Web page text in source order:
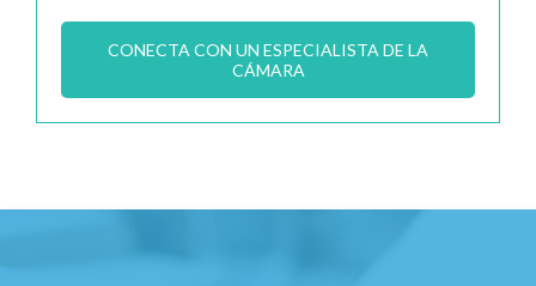
CONECTA CON UN ESPECIALISTA DE LA
CÁMARA